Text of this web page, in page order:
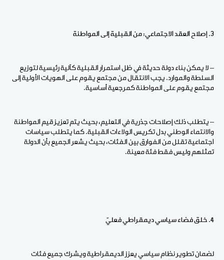
3. إصلاح العقد الاجتماعي: من القبلية إلى المواطنة
– لا يمكن بناء دولة حديثة في ظل استمرار القبلية كآلية رئيسية لتوزيع
السلطة والموارد. يجب الانتقال من مجتمع يقوم على الهويات الأولية إلى
مجتمع يقوم على المواطنة كمرجعية أساسية.
– يتطلب ذلك إصلاحات جذرية في التعليم، بحيث يتم تعزيز قيم المواطنة
والانتماء الوطني بدل تكريس الولاءات القبلية. كما يتطلب سياسات
اجتماعية تقلل من الفوارق بين الفئات، بحيث يشعر الجميع بأن الدولة
تمثلهم وليس فقط فئة معينة.
4. خلق فضاء سياسي ديمقراطي فعليّ
لضمان تطوير نظام سياسي يعزز الديمقراطية ويشرك جميع فئات